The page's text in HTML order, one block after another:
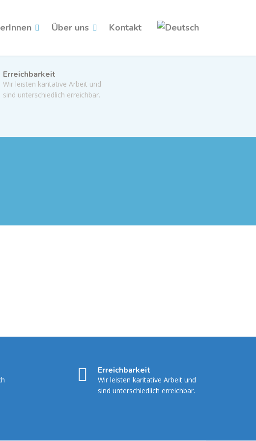
Über uns Kontakt
Erreichbarkeit
Wir leisten karitative Arbeit und
sind unterschiedlich erreichbar.
Erreichbarkeit
Wir leisten karitative Arbeit und
sind unterschiedlich erreichbar.